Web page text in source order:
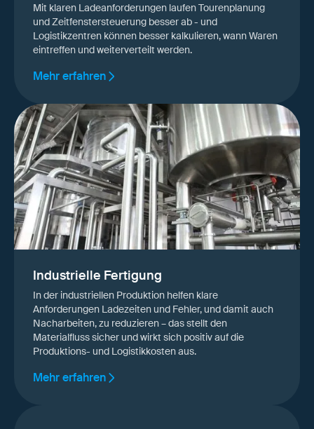
Mit klaren Ladeanforderungen laufen Tourenplanung
und Zeitfenstersteuerung besser ab - und
Logistikzentren können besser kalkulieren, wann Waren
eintreffen und weiterverteilt werden.
Mehr erfahren
Industrielle Fertigung
In der industriellen Produktion helfen klare
Anforderungen Ladezeiten und Fehler, und damit auch
Nacharbeiten, zu reduzieren – das stellt den
Materialfluss sicher und wirkt sich positiv auf die
Produktions- und Logistikkosten aus.
Mehr erfahren